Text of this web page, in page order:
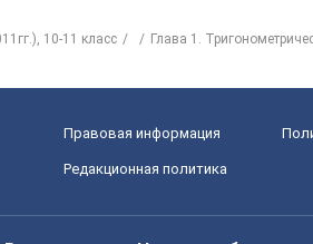
10-11 класс
Глава 1.
Правовая информация
Редакционная политика